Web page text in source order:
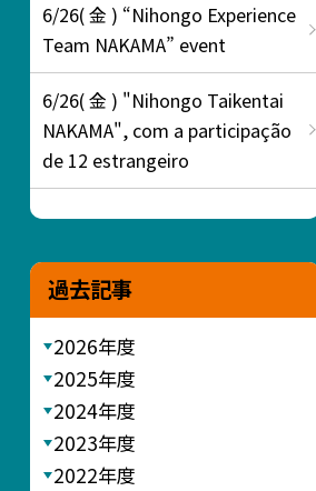
6/26( 金 ) “Nihongo Experience
Team NAKAMA” event
6/26( 金 ) "Nihongo Taikentai
NAKAMA", com a participação
de 12 estrangeiro
過去記事
2026年度
2025年度
2024年度
2023年度
2022年度